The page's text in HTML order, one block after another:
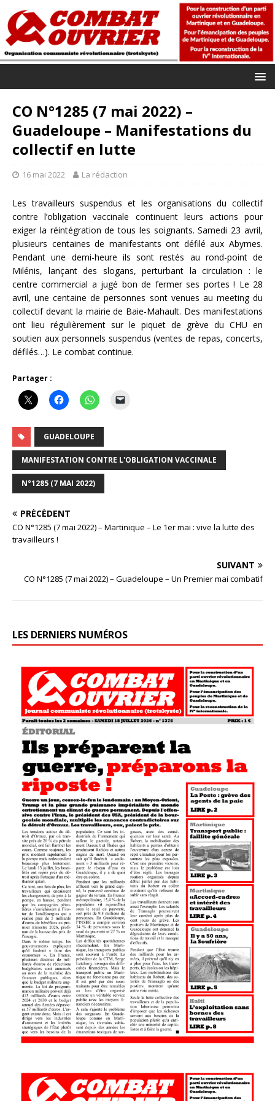
CO N°1285 (7 mai 2022) –
Guadeloupe – Manifestations du
collectif en lutte
16 mai 2022 La rédaction
Les travailleurs suspendus et les organisations du collectif
contre l’obligation vaccinale continuent leurs actions pour
exiger la réintégration de tous les soignants. Samedi 23 avril,
plusieurs centaines de manifestants ont défilé aux Abymes.
Pendant une demi-heure ils sont restés au rond-point de
Milénis, lançant des slogans, perturbant la circulation : le
centre commercial a jugé bon de fermer ses portes ! Le 28
avril, une centaine de personnes sont venues au meeting du
collectif devant la mairie de Baie-Mahault. Des manifestations
ont lieu régulièrement sur le piquet de grève du CHU en
soutien aux personnels suspendus (ventes de repas, concerts,
défilés…). Le combat continue.
Partager :
GUADELOUPE
MANIFESTATION CONTRE L'OBLIGATION VACCINALE
N°1285 (7 MAI 2022)
PRÉCÉDENT
CO N°1285 (7 mai 2022) – Martinique – Le 1er mai : vive la lutte des
travailleurs !
SUIVANT
CO N°1285 (7 mai 2022) – Guadeloupe – Un Premier mai combatif
LES DERNIERS NUMÉROS